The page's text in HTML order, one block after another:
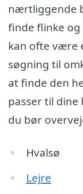
nærtliggende
finde flinke
kan ofte være
søgning til
at finde den
passer til dine
du bør
Hvalsø
Lejre